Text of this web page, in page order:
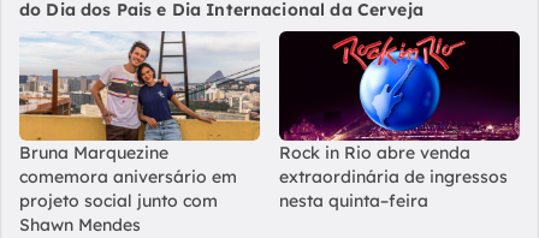
do Dia dos Pais e Dia Internacional da Cerveja
Bruna Marquezine
comemora aniversário em
projeto social junto com
Shawn Mendes
Rock in Rio abre venda
extraordinária de ingressos
nesta quinta–feira